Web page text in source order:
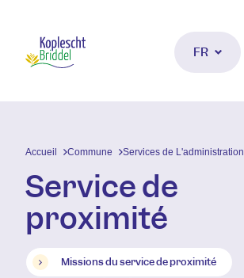
FR
Accueil Commune Services de L'administration
Service de
proximité
Missions du service de proximité